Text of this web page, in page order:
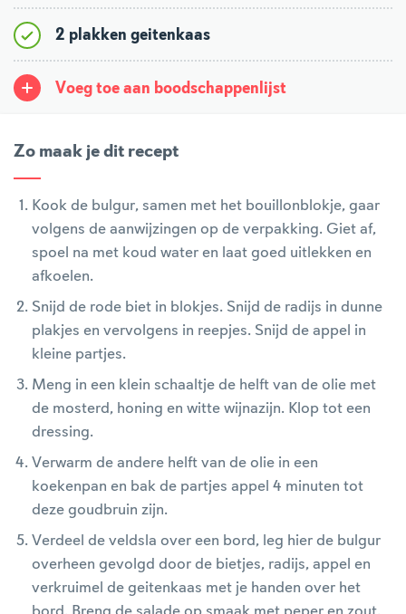
2 plakken geitenkaas
Voeg toe aan boodschappenlijst
Zo maak je dit recept
Kook de bulgur, samen met het bouillonblokje, gaar
volgens de aanwijzingen op de verpakking. Giet af,
spoel na met koud water en laat goed uitlekken en
afkoelen.
Snijd de rode biet in blokjes. Snijd de radijs in dunne
plakjes en vervolgens in reepjes. Snijd de appel in
kleine partjes.
Meng in een klein schaaltje de helft van de olie met
de mosterd, honing en witte wijnazijn. Klop tot een
dressing.
Verwarm de andere helft van de olie in een
koekenpan en bak de partjes appel 4 minuten tot
deze goudbruin zijn.
Verdeel de veldsla over een bord, leg hier de bulgur
overheen gevolgd door de bietjes, radijs, appel en
verkruimel de geitenkaas met je handen over het